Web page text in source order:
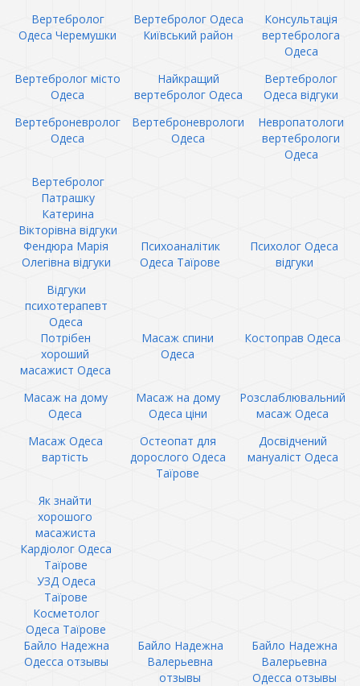
Вертебролог
Одеса Черемушки
Вертебролог Одеса
Київський район
Консультація
вертебролога
Одеса
Вертебролог місто
Одеса
Найкращий
вертебролог Одеса
Вертебролог
Одеса відгуки
Вертеброневролог
Одеса
Вертеброневрологи
Одеса
Невропатологи
вертебрологи
Одеса
Вертебролог
Патрашку
Катерина
Вікторівна відгуки
Фендюра Марія
Олегівна відгуки
Психоаналітик
Одеса Таїрове
Психолог Одеса
відгуки
Відгуки
психотерапевт
Одеса
Потрібен
хороший
масажист Одеса
Масаж спини
Одеса
Костоправ Одеса
Масаж на дому
Одеса
Масаж на дому
Одеса ціни
Розслаблювальний
масаж Одеса
Масаж Одеса
вартість
Остеопат для
дорослого Одеса
Таїрове
Досвідчений
мануаліст Одеса
Як знайти
хорошого
масажиста
Кардіолог Одеса
Таїрове
УЗД Одеса
Таїрове
Косметолог
Одеса Таїрове
Байло Надежна
Одесса отзывы
Байло Надежна
Валерьевна
отзывы
Байло Надежна
Валерьевна
Одесса отзывы